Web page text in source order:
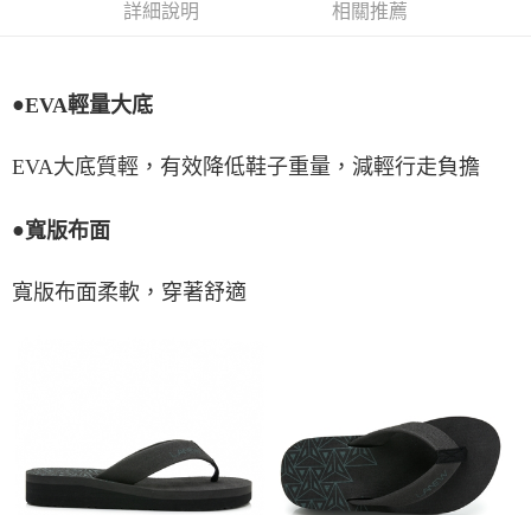
運送方式
每筆NT$80，滿NT$990(含以上)免運費
每筆NT$80，滿NT$699(含以上)免運費
詳細說明 相關推薦
●EVA輕量大底
EVA大底質輕，有效降低鞋子重量，減輕行走負擔
●寬版布面
寬版布面柔軟，穿著舒適